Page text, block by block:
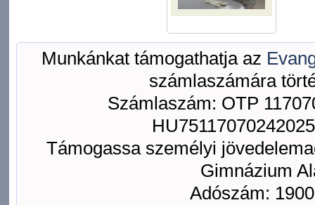
Munkánkat támogathatja az
számlaszámára
Számlaszám: OTP
Támogassa személyi
Gimnázium
Adószám: